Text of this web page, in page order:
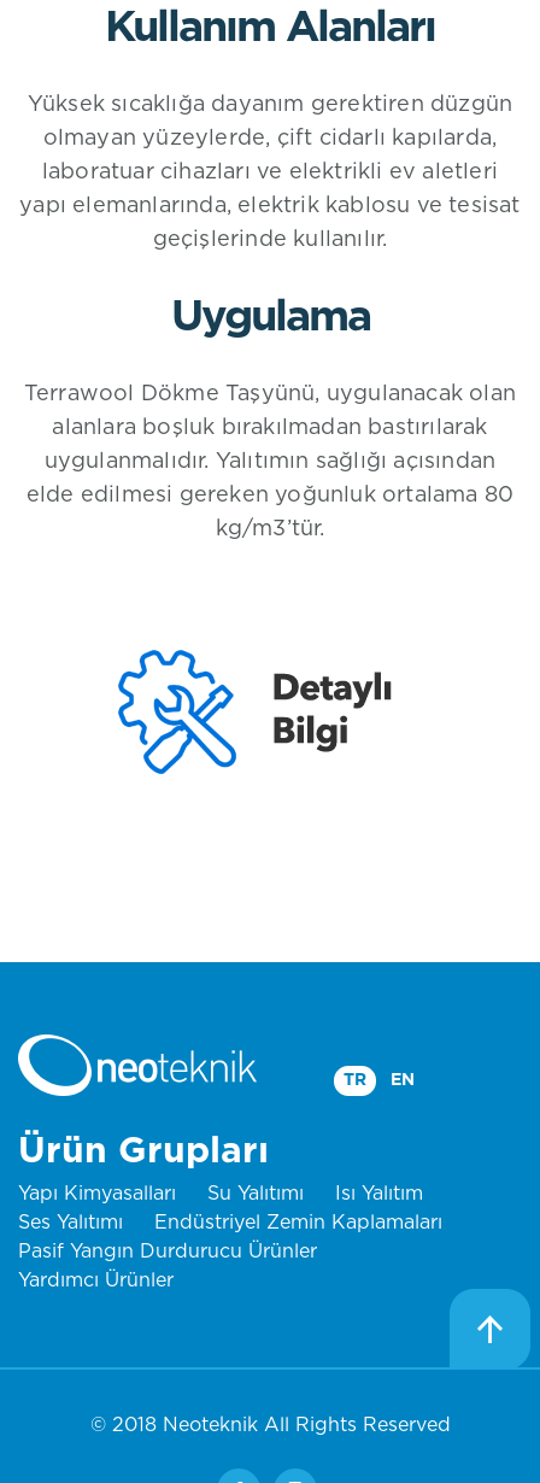
Kullanım Alanları
Yüksek sıcaklığa dayanım gerektiren düzgün
olmayan yüzeylerde, çift cidarlı kapılarda,
laboratuar cihazları ve elektrikli ev aletleri
yapı elemanlarında, elektrik kablosu ve tesisat
geçişlerinde kullanılır.
Uygulama
Terrawool Dökme Taşyünü, uygulanacak olan
alanlara boşluk bırakılmadan bastırılarak
uygulanmalıdır. Yalıtımın sağlığı açısından
elde edilmesi gereken yoğunluk ortalama 80
kg/m3’tür.
TR EN
Ürün Grupları
Yapı Kimyasalları Su Yalıtımı
Isı Yalıtım
Ses Yalıtımı
Endüstriyel Zemin Kaplamaları
Pasif Yangın Durdurucu Ürünler
Yardımcı Ürünler
© 2018 Neoteknik All Rights Reserved